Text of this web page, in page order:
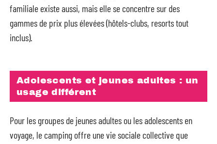
familiale existe aussi, mais elle se concentre sur des
gammes de prix plus élevées (hôtels-clubs, resorts tout
inclus).
Adolescents et jeunes adultes : un
usage différent
Pour les groupes de jeunes adultes ou les adolescents en
voyage, le camping offre une vie sociale collective que